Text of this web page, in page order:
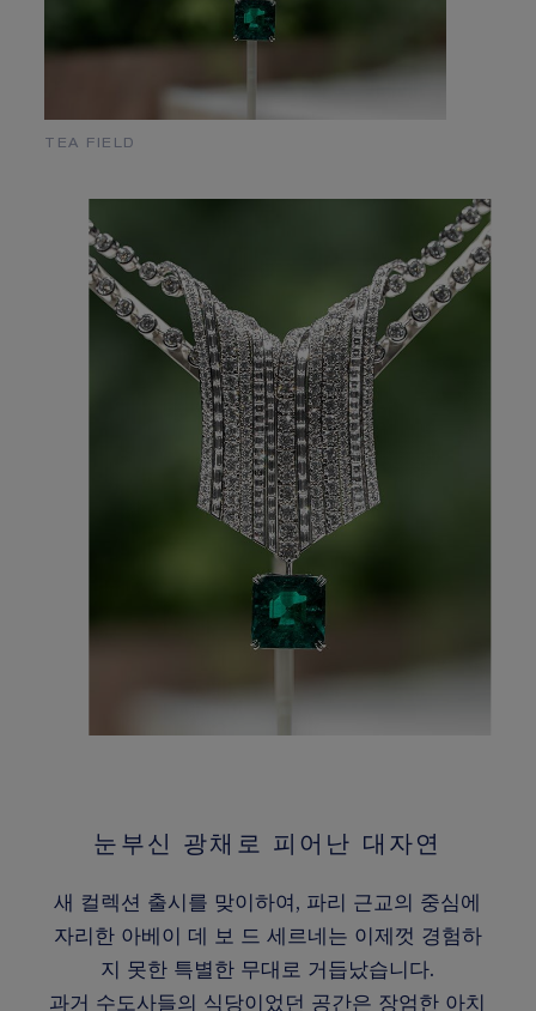
TEA FIELD
눈부신 광채로 피어난 대자연
새 컬렉션 출시를 맞이하여, 파리 근교의 중심에
자리한 아베이 데 보 드 세르네는 이제껏 경험하
지 못한 특별한 무대로 거듭났습니다.
과거 수도사들의 식당이었던 공간은 장엄한 아치